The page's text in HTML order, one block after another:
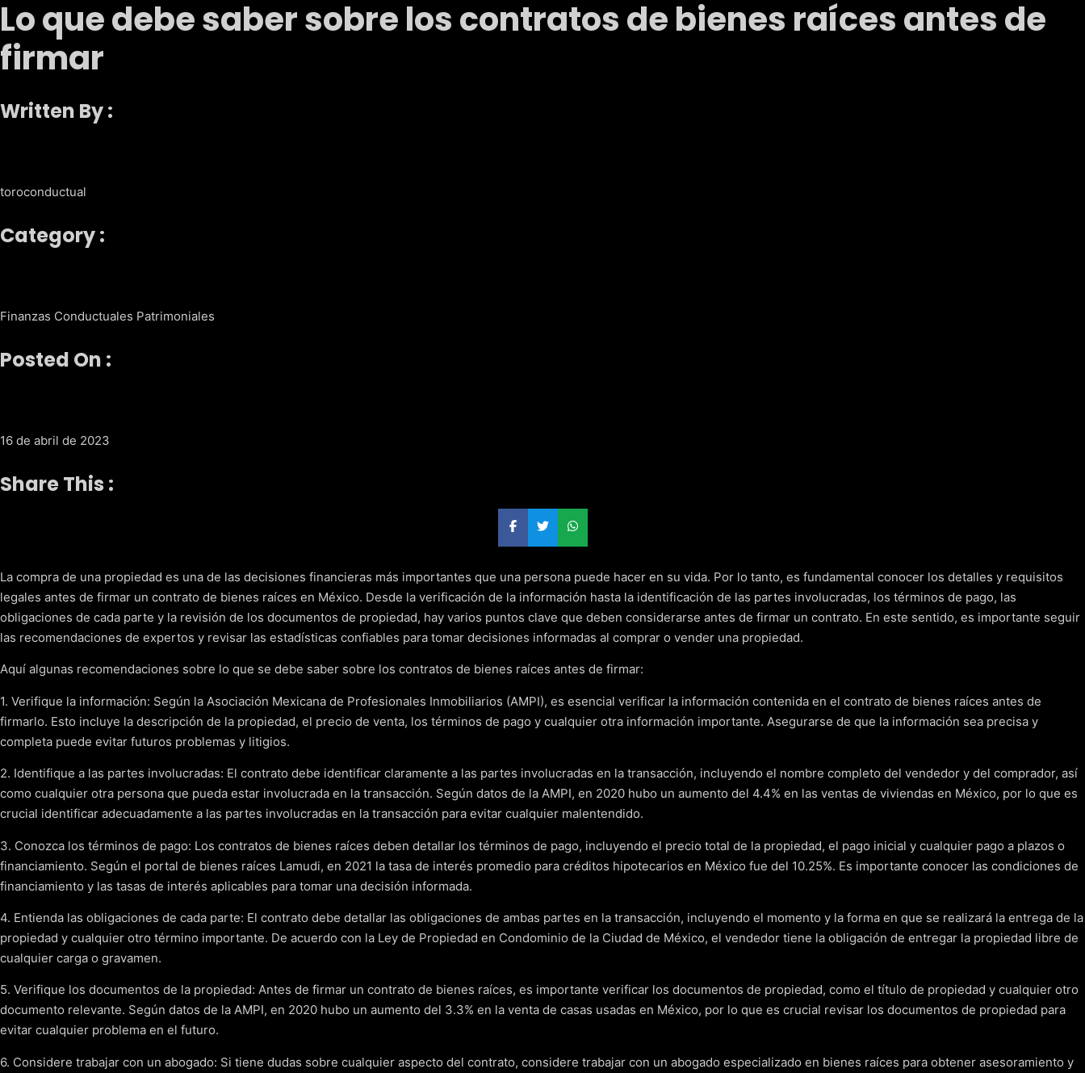
Lo que debe saber sobre los contratos de bienes raíces antes de
firmar
Written By :
toroconductual
Category :
Finanzas Conductuales Patrimoniales
Posted On :
16 de abril de 2023
Share This :
La compra de una propiedad es una de las decisiones financieras más importantes que una persona puede hacer en su vida. Por lo tanto, es fundamental conocer los detalles y requisitos
legales antes de firmar un contrato de bienes raíces en México. Desde la verificación de la información hasta la identificación de las partes involucradas, los términos de pago, las
obligaciones de cada parte y la revisión de los documentos de propiedad, hay varios puntos clave que deben considerarse antes de firmar un contrato. En este sentido, es importante seguir
las recomendaciones de expertos y revisar las estadísticas confiables para tomar decisiones informadas al comprar o vender una propiedad.
Aquí algunas recomendaciones sobre lo que se debe saber sobre los contratos de bienes raíces antes de firmar:
1. Verifique la información: Según la Asociación Mexicana de Profesionales Inmobiliarios (AMPI), es esencial verificar la información contenida en el contrato de bienes raíces antes de
firmarlo. Esto incluye la descripción de la propiedad, el precio de venta, los términos de pago y cualquier otra información importante. Asegurarse de que la información sea precisa y
completa puede evitar futuros problemas y litigios.
2. Identifique a las partes involucradas: El contrato debe identificar claramente a las partes involucradas en la transacción, incluyendo el nombre completo del vendedor y del comprador, así
como cualquier otra persona que pueda estar involucrada en la transacción. Según datos de la AMPI, en 2020 hubo un aumento del 4.4% en las ventas de viviendas en México, por lo que es
crucial identificar adecuadamente a las partes involucradas en la transacción para evitar cualquier malentendido.
3. Conozca los términos de pago: Los contratos de bienes raíces deben detallar los términos de pago, incluyendo el precio total de la propiedad, el pago inicial y cualquier pago a plazos o
financiamiento. Según el portal de bienes raíces Lamudi, en 2021 la tasa de interés promedio para créditos hipotecarios en México fue del 10.25%. Es importante conocer las condiciones de
financiamiento y las tasas de interés aplicables para tomar una decisión informada.
4. Entienda las obligaciones de cada parte: El contrato debe detallar las obligaciones de ambas partes en la transacción, incluyendo el momento y la forma en que se realizará la entrega de la
propiedad y cualquier otro término importante. De acuerdo con la Ley de Propiedad en Condominio de la Ciudad de México, el vendedor tiene la obligación de entregar la propiedad libre de
cualquier carga o gravamen.
5. Verifique los documentos de la propiedad: Antes de firmar un contrato de bienes raíces, es importante verificar los documentos de propiedad, como el título de propiedad y cualquier otro
documento relevante. Según datos de la AMPI, en 2020 hubo un aumento del 3.3% en la venta de casas usadas en México, por lo que es crucial revisar los documentos de propiedad para
evitar cualquier problema en el futuro.
6. Considere trabajar con un abogado: Si tiene dudas sobre cualquier aspecto del contrato, considere trabajar con un abogado especializado en bienes raíces para obtener asesoramiento y